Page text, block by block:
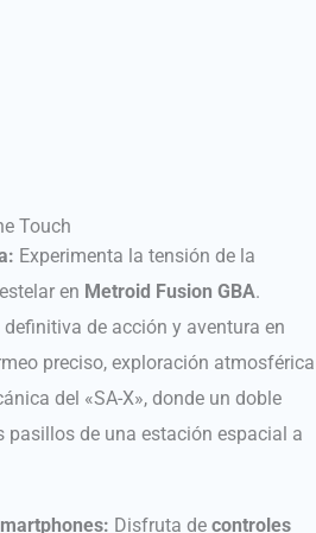
Touch
Experimenta la tensión de la
en Metroid Fusion GBA.
de acción y aventura en
preciso, exploración atmosférica
del «SA-X», donde un doble
pasillos de una estación espacial a
Disfruta decontroles